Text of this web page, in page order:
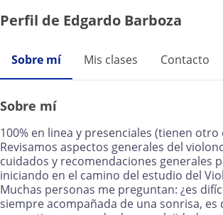
Perfil de Edgardo Barboza
Sobre mí Mis clases Contacto
Sobre mí
100% en linea y presenciales (tienen otro
Revisamos aspectos generales del
cuidados y recomendaciones generales
iniciando en el camino del estudio del
Muchas personas me preguntan: ¿es
siempre acompañada de una sonrisa, es